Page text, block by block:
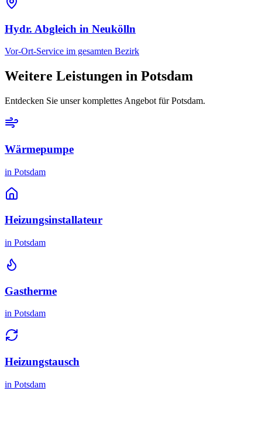
Hydr. Abgleich in Neukölln
Vor-Ort-Service im gesamten Bezirk
Weitere Leistungen in Potsdam
Entdecken Sie unser komplettes Angebot fürPotsdam.
Wärmepumpe
in Potsdam
Heizungsinstallateur
in Potsdam
Gastherme
in Potsdam
Heizungstausch
in Potsdam